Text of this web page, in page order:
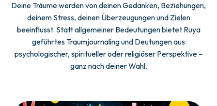
Deine Träume werden von deinen Gedanken, Beziehungen,
deinem Stress, deinen Überzeugungen und Zielen
beeinflusst. Statt allgemeiner Bedeutungen bietet Ruya
geführtes Traumjournaling und Deutungen aus
psychologischer, spiritueller oder religiöser Perspektive –
ganz nach deiner Wahl.